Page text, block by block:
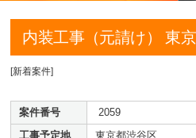
内装工事（元請け） 東
[新着案件]
案件番号
2059
工事予定地
東京都渋谷区